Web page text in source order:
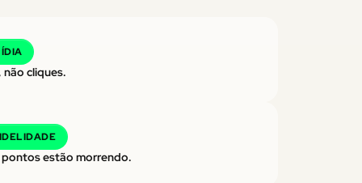
não cliques.
pontos estão morrendo.